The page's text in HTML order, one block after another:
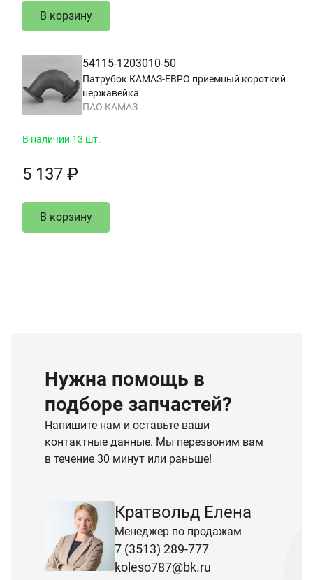
В корзину
54115-1203010-50
Патрубок КАМАЗ-ЕВРО приемный короткий
нержавейка
ПАО КАМАЗ
В наличии 13 шт.
5 137 ₽
В корзину
Нужна помощь в
подборе запчастей?
Напишите нам и оставьте ваши
контактные данные. Мы перезвоним вам
в течение 30 минут или раньше!
Кратвольд Елена
Менеджер по продажам
7 (3513) 289-777
koleso787@bk.ru